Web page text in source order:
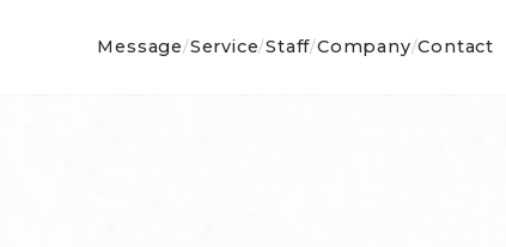
Message/Service/Staff/Company/Contact